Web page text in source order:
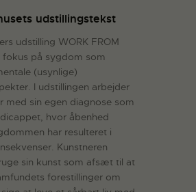
udstillingstekst
udstilling WORK FROM
på sygdom som
(usynlige)
I udstillingen arbejder
med sin egen diagnose som
hvor åbenhed
har resulteret i
Kunstneren
sin kunst som afsæt til at
forestillinger om